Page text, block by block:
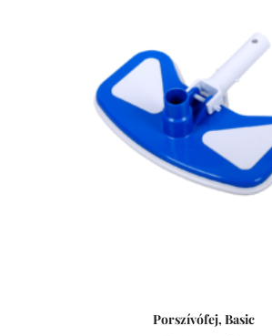
Porszívófej, Basic